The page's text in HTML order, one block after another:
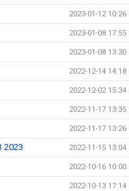
2023-01-12 10:26
2023-01-08 17:55
2023-01-08 13:30
2022-12-14 14:18
2022-12-02 15:34
2022-11-17 13:35
2022-11-17 13:26
2023 2022-11-15 13:04
2022-10-16 10:00
2022-10-13 17:14